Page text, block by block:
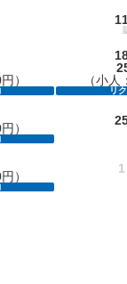
） （小人
リ
）
）
1